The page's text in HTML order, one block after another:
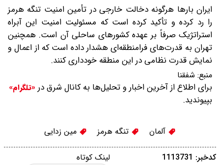
ایران بارها هرگونه دخالت خارجی در تأمین امنیت تنگه هرمز
را رد کرده و تأکید کرده است که مسئولیت امنیت این آبراه
استراتژیک صرفاً بر عهده کشورهای ساحلی آن است. همچنین
تهران به قدرت‌های فرامنطقه‌ای هشدار داده است که از اعمال و
نمایش قدرت نظامی در این منطقه خودداری کنند.
منبع: شفقنا
برای اطلاع از آخرین اخبار و تحلیل‌ها به کانال شرق در «تلگرام»
بپیوندید.
آلمان تنگه هرمز مین زدایی
لینک کوتاه کدخبر: 1113731